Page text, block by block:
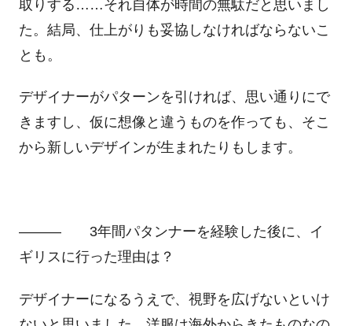
取りする……それ自体が時間の無駄だと思いまし
た。結局、仕上がりも妥協しなければならないこ
とも。
デザイナーがパターンを引ければ、思い通りにで
きますし、仮に想像と違うものを作っても、そこ
から新しいデザインが生まれたりもします。
――― 3年間パタンナーを経験した後に、イ
ギリスに行った理由は？
デザイナーになるうえで、視野を広げないといけ